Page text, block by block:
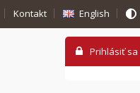
Kontakt English